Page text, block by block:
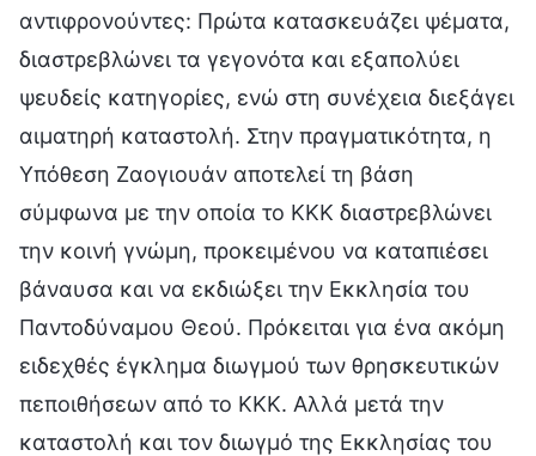
αντιφρονούντες: Πρώτα κατασκευάζει ψέματα,
διαστρεβλώνει τα γεγονότα και εξαπολύει
ψευδείς κατηγορίες, ενώ στη συνέχεια διεξάγει
αιματηρή καταστολή. Στην πραγματικότητα, η
Υπόθεση Ζαογιουάν αποτελεί τη βάση
σύμφωνα με την οποία το ΚΚΚ διαστρεβλώνει
την κοινή γνώμη, προκειμένου να καταπιέσει
βάναυσα και να εκδιώξει την Εκκλησία του
Παντοδύναμου Θεού. Πρόκειται για ένα ακόμη
ειδεχθές έγκλημα διωγμού των θρησκευτικών
πεποιθήσεων από το ΚΚΚ. Αλλά μετά την
καταστολή και τον διωγμό της Εκκλησίας του